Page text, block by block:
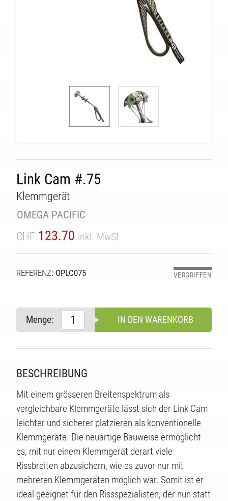
Link Cam #.75
Klemmgerät
OMEGA PACIFIC
CHF 123.70 inkl. MwSt
REFERENZ: OPLC075 VERGRIFFEN
Menge: IN DEN WARENKORB
BESCHREIBUNG
Mit einem grösseren Breitenspektrum als
vergleichbare Klemmgeräte lässt sich der Link Cam
leichter und sicherer platzieren als konventionelle
Klemmgeräte. Die neuartige Bauweise ermöglicht
es, mit nur einem Klemmgerät derart viele
Rissbreiten abzusichern, wie es zuvor nur mit
mehreren Klemmgeräten möglich war. Somit ist er
ideal geeignet für den Rissspezialisten, der nun statt